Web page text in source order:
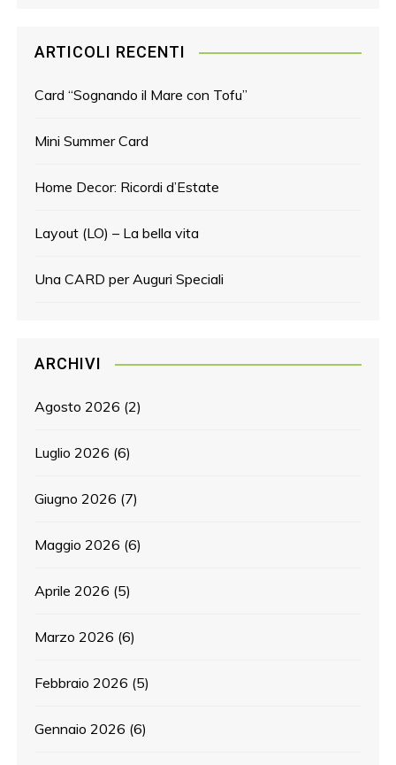
ARTICOLI RECENTI
Card “Sognando il Mare con Tofu”
Mini Summer Card
Home Decor: Ricordi d’Estate
Layout (LO) – La bella vita
Una CARD per Auguri Speciali
ARCHIVI
Agosto 2026 (2)
Luglio 2026 (6)
Giugno 2026 (7)
Maggio 2026 (6)
Aprile 2026 (5)
Marzo 2026 (6)
Febbraio 2026 (5)
Gennaio 2026 (6)